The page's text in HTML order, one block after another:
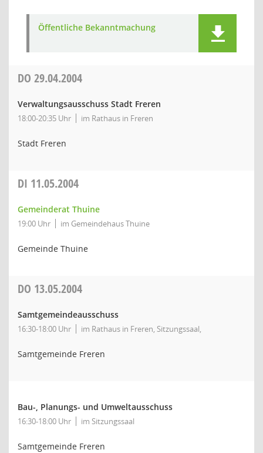
Öffentliche Bekanntmachung
DO 29.04.2004
Verwaltungsausschuss Stadt Freren
18:00-20:35 Uhr im Rathaus in Freren
Stadt Freren
DI 11.05.2004
Gemeinderat Thuine
19:00 Uhr im Gemeindehaus Thuine
Gemeinde Thuine
DO 13.05.2004
Samtgemeindeausschuss
16:30-18:00 Uhr im Rathaus in Freren, Sitzungssaal,
Samtgemeinde Freren
Bau-, Planungs- und Umweltausschuss
16:30-18:00 Uhr im Sitzungssaal
Samtgemeinde Freren